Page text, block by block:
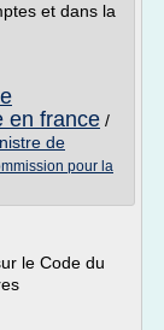
et dans la
en france /
de
pour la
le Code du